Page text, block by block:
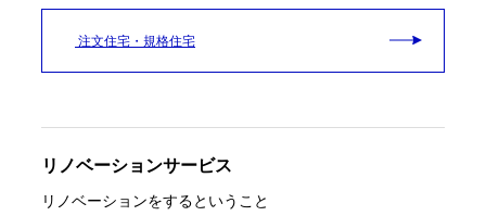
注文住宅・規格住宅
リノベーションサービス
リノベーションをするということ